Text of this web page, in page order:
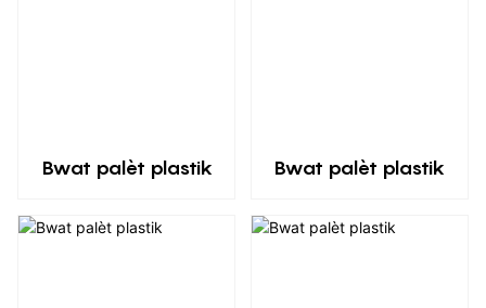
Bwat palèt plastik Bwat palèt plastik